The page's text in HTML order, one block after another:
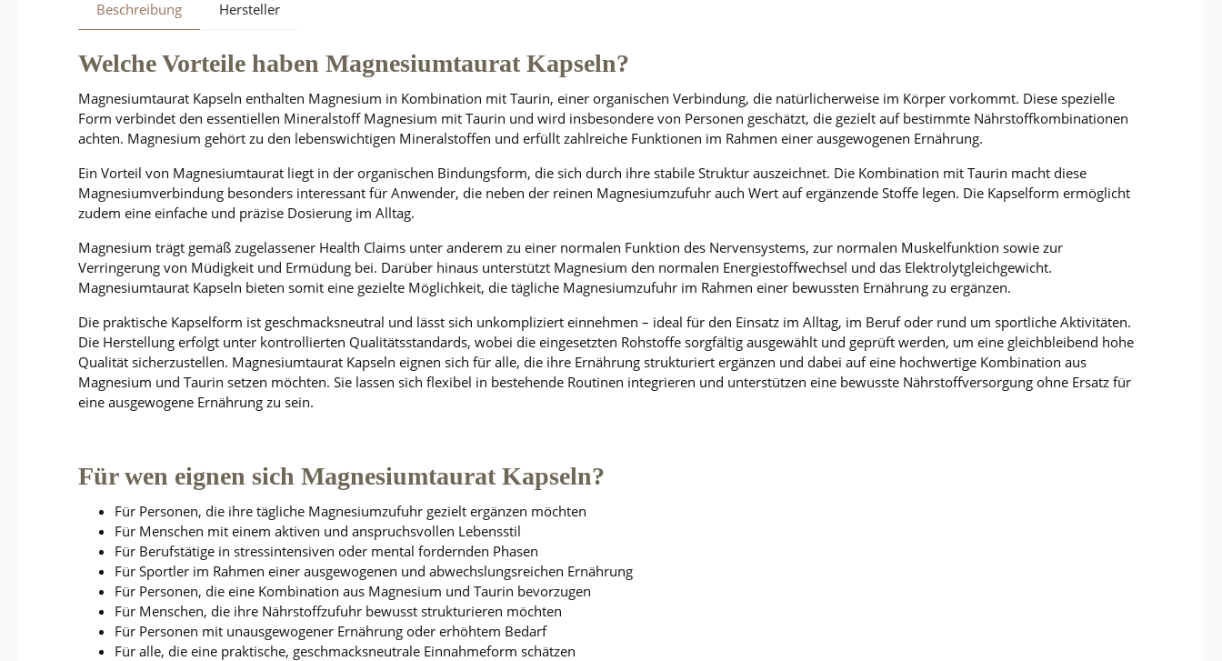
Beschreibung Hersteller
Welche Vorteile haben Magnesiumtaurat Kapseln?
Magnesiumtaurat Kapseln enthalten Magnesium in Kombination mit Taurin, einer organischen Verbindung, die natürlicherweise im Körper vorkommt. Diese spezielle
Form verbindet den essentiellen Mineralstoff Magnesium mit Taurin und wird insbesondere von Personen geschätzt, die gezielt auf bestimmte Nährstoffkombinationen
achten. Magnesium gehört zu den lebenswichtigen Mineralstoffen und erfüllt zahlreiche Funktionen im Rahmen einer ausgewogenen Ernährung.
Ein Vorteil von Magnesiumtaurat liegt in der organischen Bindungsform, die sich durch ihre stabile Struktur auszeichnet. Die Kombination mit Taurin macht diese
Magnesiumverbindung besonders interessant für Anwender, die neben der reinen Magnesiumzufuhr auch Wert auf ergänzende Stoffe legen. Die Kapselform ermöglicht
zudem eine einfache und präzise Dosierung im Alltag.
Magnesium trägt gemäß zugelassener Health Claims unter anderem zu einer normalen Funktion des Nervensystems, zur normalen Muskelfunktion sowie zur
Verringerung von Müdigkeit und Ermüdung bei. Darüber hinaus unterstützt Magnesium den normalen Energiestoffwechsel und das Elektrolytgleichgewicht.
Magnesiumtaurat Kapseln bieten somit eine gezielte Möglichkeit, die tägliche Magnesiumzufuhr im Rahmen einer bewussten Ernährung zu ergänzen.
Die praktische Kapselform ist geschmacksneutral und lässt sich unkompliziert einnehmen – ideal für den Einsatz im Alltag, im Beruf oder rund um sportliche Aktivitäten.
Die Herstellung erfolgt unter kontrollierten Qualitätsstandards, wobei die eingesetzten Rohstoffe sorgfältig ausgewählt und geprüft werden, um eine gleichbleibend hohe
Qualität sicherzustellen. Magnesiumtaurat Kapseln eignen sich für alle, die ihre Ernährung strukturiert ergänzen und dabei auf eine hochwertige Kombination aus
Magnesium und Taurin setzen möchten. Sie lassen sich flexibel in bestehende Routinen integrieren und unterstützen eine bewusste Nährstoffversorgung ohne Ersatz für
eine ausgewogene Ernährung zu sein.
Für wen eignen sich Magnesiumtaurat Kapseln?
Für Personen, die ihre tägliche Magnesiumzufuhr gezielt ergänzen möchten
Für Menschen mit einem aktiven und anspruchsvollen Lebensstil
Für Berufstätige in stressintensiven oder mental fordernden Phasen
Für Sportler im Rahmen einer ausgewogenen und abwechslungsreichen Ernährung
Für Personen, die eine Kombination aus Magnesium und Taurin bevorzugen
Für Menschen, die ihre Nährstoffzufuhr bewusst strukturieren möchten
Für Personen mit unausgewogener Ernährung oder erhöhtem Bedarf
Für alle, die eine praktische, geschmacksneutrale Einnahmeform schätzen